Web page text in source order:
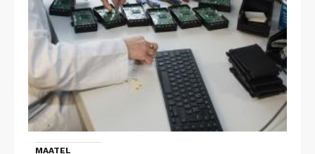
MAATEL